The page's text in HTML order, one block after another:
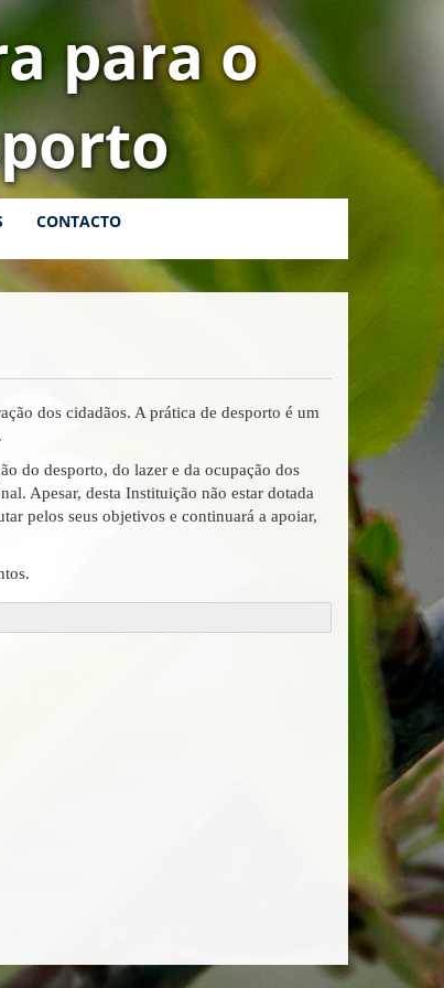
para o
CONTACTO
dos cidadãos. A prática de desporto é um
do desporto, do lazer e da ocupação dos
Apesar, desta Instituição não estar dotada
pelos seus objetivos e continuará a apoiar,
agradecimentos.